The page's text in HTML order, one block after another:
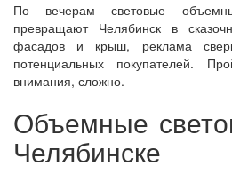
По вечерам световые
превращают Челябинск в
фасадов и крыш, реклама
потенциальных покупателей.
внимания, сложно.
Объемные
Челябинске